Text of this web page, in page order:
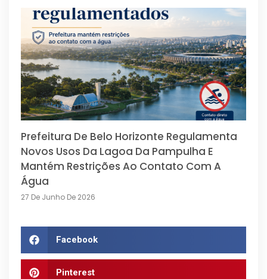
Prefeitura De Belo Horizonte Regulamenta
Novos Usos Da Lagoa Da Pampulha E
Mantém Restrições Ao Contato Com A
Água
27 De Junho De 2026
Facebook
Pinterest